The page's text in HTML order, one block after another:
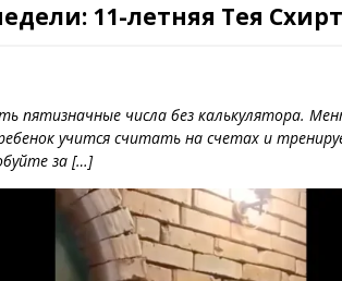
11-летняя Тея
пятизначные числа без калькулятора.
учится считать на счетах и
за […]